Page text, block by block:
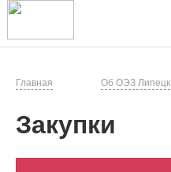
Главная Об ОЭЗ Липецк
Закупки